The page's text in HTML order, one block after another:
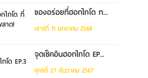
ของอร่อยที่ฮอกไกโด ท...
เสาร์ที่ 11 มกราคม 2568
จุดเช็คอินฮอกไกโด EP...
ศุกร์ที่ 27 ธันวาคม 2567